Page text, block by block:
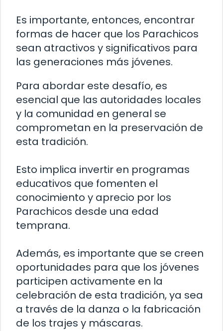
Es importante, entonces, encontrar
formas de hacer que los Parachicos
sean atractivos y significativos para
las generaciones más jóvenes.
Para abordar este desafío, es
esencial que las autoridades locales
y la comunidad en general se
comprometan en la preservación de
esta tradición.
Esto implica invertir en programas
educativos que fomenten el
conocimiento y aprecio por los
Parachicos desde una edad
temprana.
Además, es importante que se creen
oportunidades para que los jóvenes
participen activamente en la
celebración de esta tradición, ya sea
a través de la danza o la fabricación
de los trajes y máscaras.